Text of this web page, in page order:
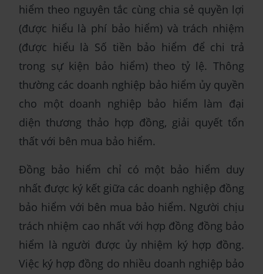
hiểm theo nguyên tắc cùng chia sẻ quyền lợi
(được hiểu là phí bảo hiểm) và trách nhiệm
(được hiểu là Số tiền bảo hiểm để chi trả
trong sự kiện bảo hiểm) theo tỷ lệ. Thông
thường các doanh nghiệp bảo hiểm ủy quyền
cho một doanh nghiệp bảo hiểm làm đại
diện thương thảo hợp đồng, giải quyết tổn
thất với bên mua bảo hiểm.
Đồng bảo hiểm chỉ có một bảo hiểm duy
nhất được ký kết giữa các doanh nghiệp đồng
bảo hiểm với bên mua bảo hiểm. Người chịu
trách nhiệm cao nhất với hợp đồng đồng bảo
hiểm là người được ủy nhiệm ký hợp đồng.
Việc ký hợp đồng do nhiều doanh nghiệp bảo